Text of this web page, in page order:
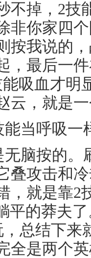
不掉，2技
非你家四
按我说的
，最后一
吸血才明
云，就是
能当呼吸一
无脑按的
叠攻击和
，就是靠2
平的莽夫
，总结下
全是两个